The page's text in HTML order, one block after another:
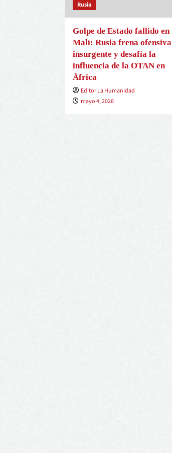
Rusia
Golpe de Estado fallido en
Malí: Rusia frena ofensiva
insurgente y desafía la
influencia de la OTAN en
África
Editor La Humanidad
mayo 4, 2026